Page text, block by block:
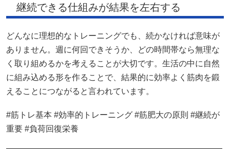
継続できる仕組みが結果を左右する
どんなに理想的なトレーニングでも、続かなければ意味が
ありません。週に何回できそうか、どの時間帯なら無理な
く取り組めるかを考えることが大切です。生活の中に自然
に組み込める形を作ることで、結果的に効率よく筋肉を鍛
えることにつながると言われています。
#筋トレ基本 #効率的トレーニング #筋肥大の原則 #継続が
重要 #負荷回復栄養